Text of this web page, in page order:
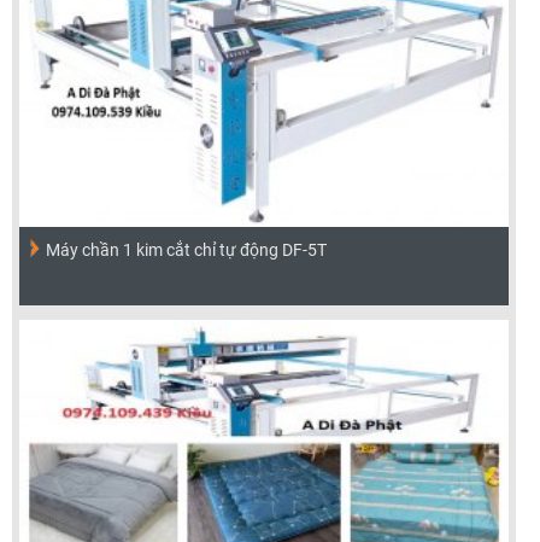
Máy chần 1 kim cắt chỉ tự động DF-5T